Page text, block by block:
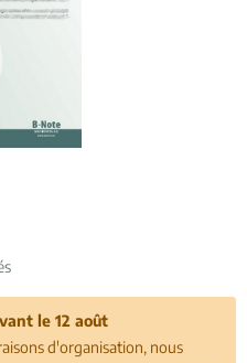
le 12 août
d'organisation, nous